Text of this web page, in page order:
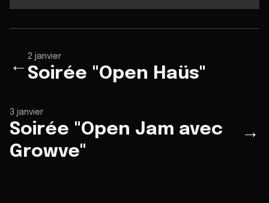
←
2 janvier
Soirée "Open Haüs"
3 janvier
Soirée "Open Jam avec
Growve"
→